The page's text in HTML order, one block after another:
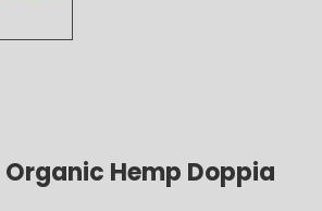
Hemp Doppia